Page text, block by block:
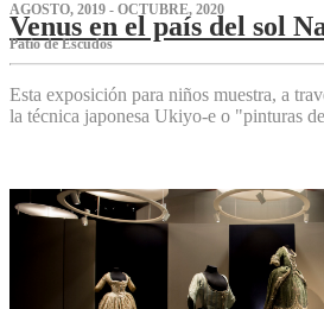
AGOSTO, 2019 - OCTUBRE, 2020
Venus en el país del sol
P‌atio de Escudos
Esta exposición para niños muestra, a
la técnica japonesa Ukiyo-e o "pinturas